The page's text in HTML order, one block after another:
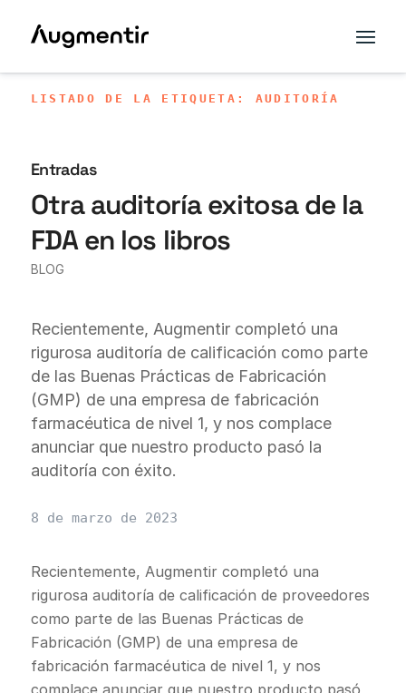
LISTADO DE LA ETIQUETA: AUDITORÍA
Entradas
Otra auditoría exitosa de la
FDA en los libros
BLOG
Recientemente, Augmentir completó una
rigurosa auditoría de calificación como parte
de las Buenas Prácticas de Fabricación
(GMP) de una empresa de fabricación
farmacéutica de nivel 1, y nos complace
anunciar que nuestro producto pasó la
auditoría con éxito.
8 de marzo de 2023
Recientemente, Augmentir completó una
rigurosa auditoría de calificación de proveedores
como parte de las Buenas Prácticas de
Fabricación (GMP) de una empresa de
fabricación farmacéutica de nivel 1, y nos